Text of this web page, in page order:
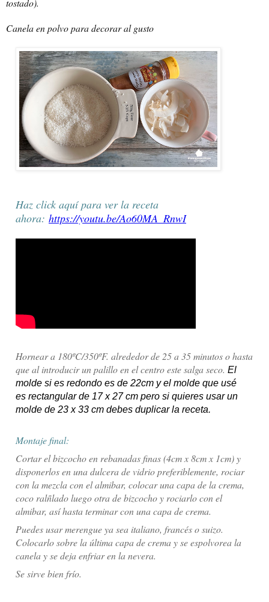
tostado).
Canela en polvo para decorar al gusto
Haz click aquí para ver la receta
ahora: https://youtu.be/Ao60MA_RnwI
Hornear a 180ºC/350ºF. alrededor de 25 a 35 minutos o hasta
que al introducir un palillo en el centro este salga seco. El
molde si es redondo es de 22cm y el molde que usé
es rectangularde 17 x 27 cm pero si quieres usar un
molde de 23 x 33 cm debes duplicar la receta.
Montaje final:
Cortar el bizcocho en rebanadas finas (4cm x 8cm x 1cm) y
disponerlos en una dulcera de vidrio preferiblemente, rociar
con la mezcla con el almibar, colocar una capa de la crema,
coco ralñlado luego otra de bizcocho y rociarlo con el
almibar, así hasta terminar con una capa de crema.
Puedes usar merengue ya sea italiano, francés o suizo.
Colocarlo sobre la última capa de crema y se espolvorea la
canela y se deja enfriar en la nevera.
Se sirve bien frío.